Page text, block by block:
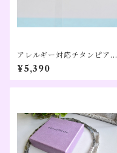
アレルギー対応チタンピアス
＆イヤリング、魔除け水晶
【ふるふる】１段
¥5,390